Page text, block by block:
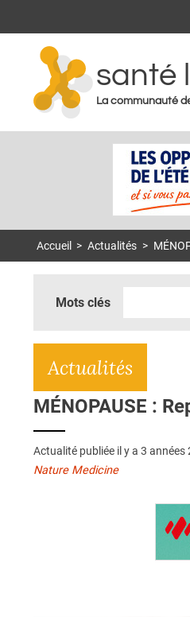
santé
La communauté
Accueil > Actualités >
Mots clés
Actualités
MÉNOPAUSE :
Actualité publiée il y a 3 années
Nature Medicine